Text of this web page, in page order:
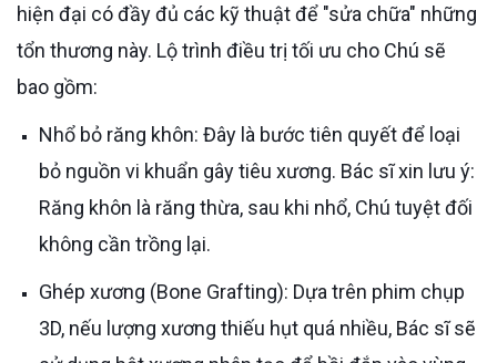
hiện đại có đầy đủ các kỹ thuật để "sửa chữa" những
tổn thương này. Lộ trình điều trị tối ưu cho Chú sẽ
bao gồm:
Nhổ bỏ răng khôn: Đây là bước tiên quyết để loại
bỏ nguồn vi khuẩn gây tiêu xương. Bác sĩ xin lưu ý:
Răng khôn là răng thừa, sau khi nhổ, Chú tuyệt đối
không cần trồng lại.
Ghép xương (Bone Grafting): Dựa trên phim chụp
3D, nếu lượng xương thiếu hụt quá nhiều, Bác sĩ sẽ